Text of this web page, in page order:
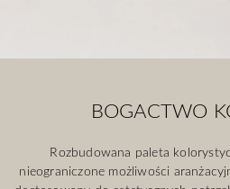
BOGACTWO
Rozbudowana paleta
nieograniczone możliwości